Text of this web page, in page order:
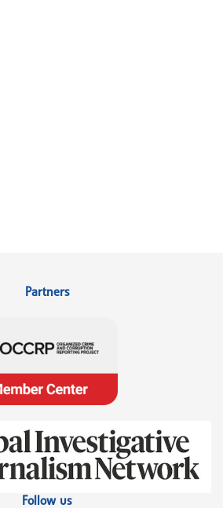
Partners
Follow us